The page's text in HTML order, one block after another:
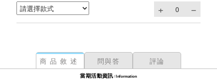
商品敘述 問與答 評論